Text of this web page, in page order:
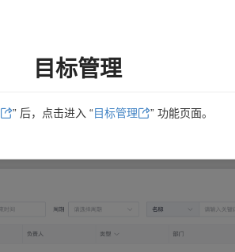
目标管理
” 后，点击进入 “ 目标管理 ” 功能页面。